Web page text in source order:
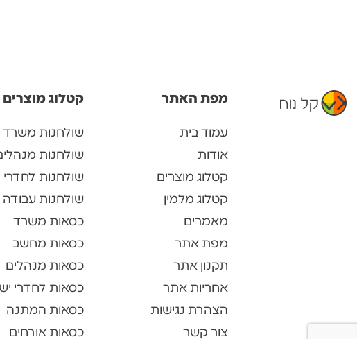
מפת האתר
עמוד בית
אודות
קטלוג מוצרים
קטלוג מלמין
מאמרים
מפת אתר
תקנון אתר
אחריות אתר
הצהרת נגישות
צור קשר
קטלוג מוצרים
שולחנות משרד
שולחנות
שולחנות לחדרי
שולחנות עבודה
כסאות משרד
כסאות מחשב
כסאות מנהלים
כסאות לחדרי
כסאות המתנה
כסאות אורחים